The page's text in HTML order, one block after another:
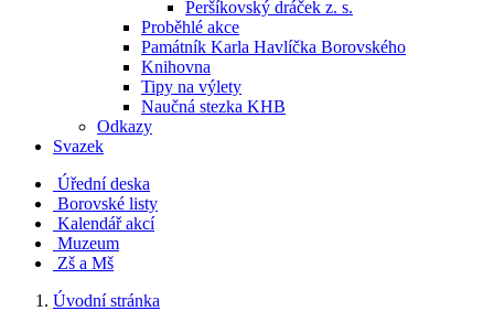
Peršíkovský dráček z. s.
Proběhlé akce
Památník Karla Havlíčka Borovského
Knihovna
Tipy na výlety
Naučná stezka KHB
Odkazy
Svazek
Úřední deska
Borovské listy
Kalendář akcí
Muzeum
Zš a Mš
Úvodní stránka